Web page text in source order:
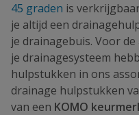
45 graden is
je altijd een
je drainagebuis. Voor de
je drainagesysteem
hulpstukken in ons
drainage hulpstukken
van een KOMO